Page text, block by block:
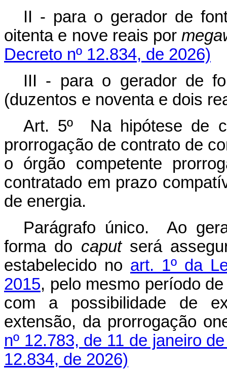
II - para o gerador de
oitenta e nove reais por
Decreto nº 12.834, de 2026)
III - para o gerador de
(duzentos e noventa e dois
Art. 5º Na hipótese de
prorrogação de contrato de
o órgão competente
contratado em prazo
de energia.
Parágrafo único. Ao
forma do caputserá
estabelecido no art. 1º da
2015, pelo mesmo período
com a possibilidade de
extensão, da prorrogação
nº 12.783, de 11 de janeiro
12.834, de 2026)